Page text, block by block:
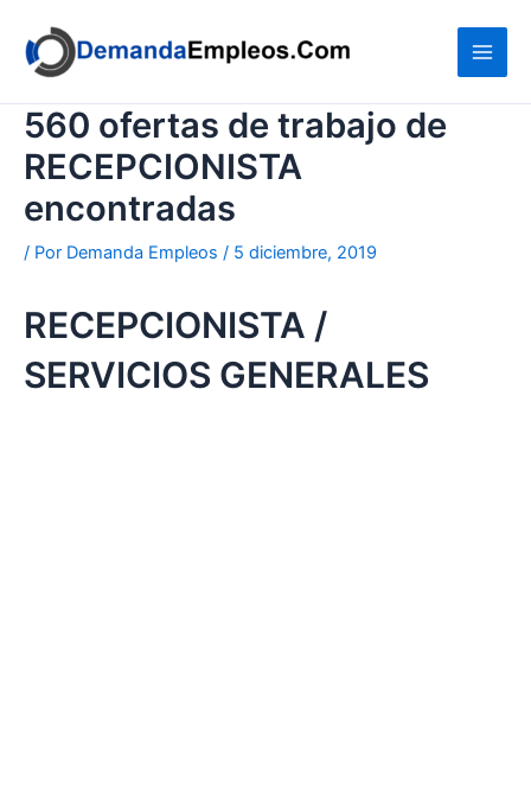
contenido
560 ofertas de trabajo de
RECEPCIONISTA
encontradas
/ Por Demanda Empleos / 5 diciembre, 2019
RECEPCIONISTA /
SERVICIOS GENERALES